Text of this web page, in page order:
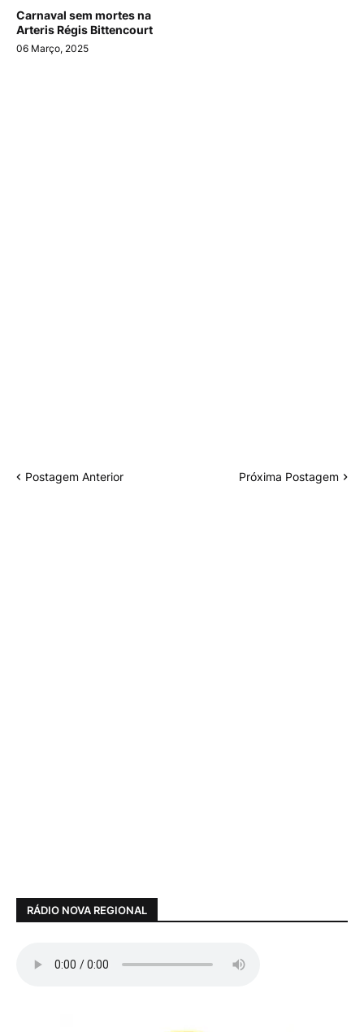
Carnaval sem mortes na
Arteris Régis Bittencourt
06 Março, 2025
Postagem Anterior Próxima Postagem
RÁDIO NOVA REGIONAL